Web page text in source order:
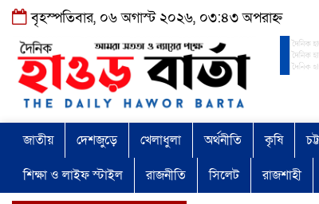
বৃহস্পতিবার, ০৬ অগাস্ট ২০২৬, ০৩:৪৩ অপরাহ্ন
জাতীয় দেশজুড়ে খেলাধুলা অর্থনীতি কৃষি
শিক্ষা ও লাইফ স্টাইল
রাজনীতি সিলেট রাজশাহী